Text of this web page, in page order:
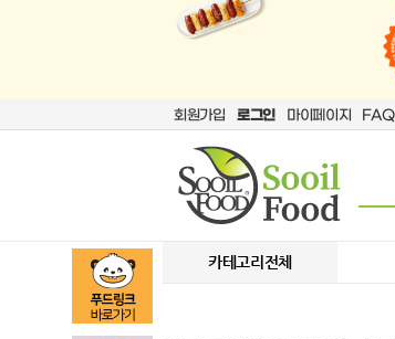
회원가입 로그인 마이페이지 FAQ
카테고리전체